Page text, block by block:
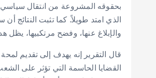
بحقوقه المشروعة من انتقال سياسي،
الذي امتد طويلاً. كما تثبت النتائج
والإبلاغ عنها، وفضح مرتكبيها، يظل